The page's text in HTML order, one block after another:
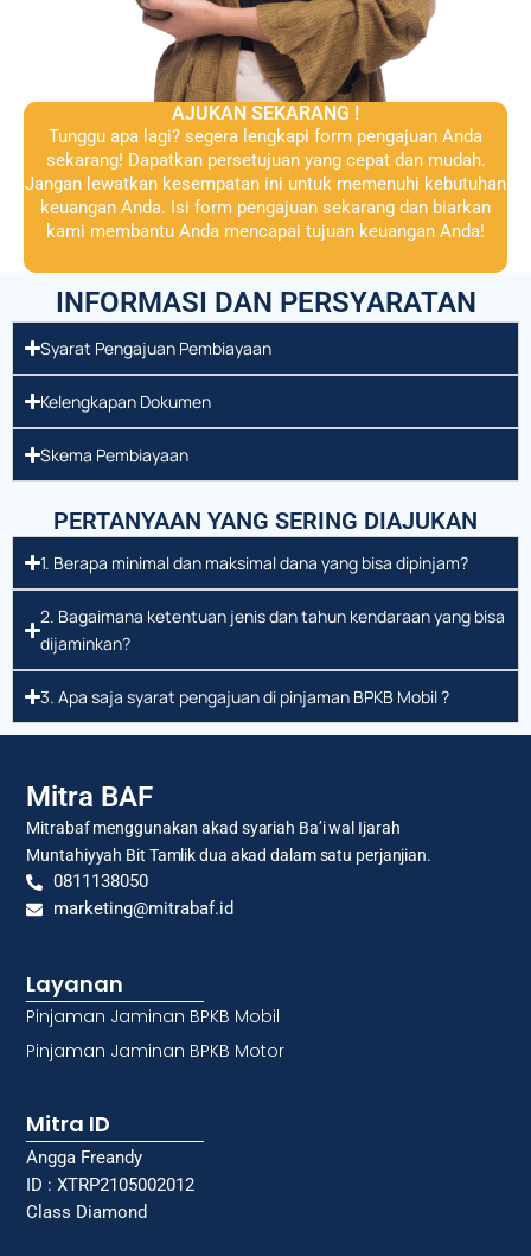
AJUKAN SEKARANG !
Tunggu apa lagi? segera lengkapi form pengajuan Anda
sekarang! Dapatkan persetujuan yang cepat dan mudah.
Jangan lewatkan kesempatan ini untuk memenuhi kebutuhan
keuangan Anda. Isi form pengajuan sekarang dan biarkan
kami membantu Anda mencapai tujuan keuangan Anda!
INFORMASI DAN PERSYARATAN
Syarat Pengajuan Pembiayaan
Kelengkapan Dokumen
Skema Pembiayaan
PERTANYAAN YANG SERING DIAJUKAN
1. Berapa minimal dan maksimal dana yang bisa dipinjam?
2. Bagaimana ketentuan jenis dan tahun kendaraan yang bisa
dijaminkan?
3. Apa saja syarat pengajuan di pinjaman BPKB Mobil ?
Mitra BAF
Mitrabaf menggunakan akad syariah Ba’i wal Ijarah
Muntahiyyah Bit Tamlik dua akad dalam satu perjanjian.
0811138050
marketing@mitrabaf.id
Layanan
Pinjaman Jaminan BPKB Mobil
Pinjaman Jaminan BPKB Motor
Mitra ID
Angga Freandy
ID : XTRP2105002012
Class Diamond